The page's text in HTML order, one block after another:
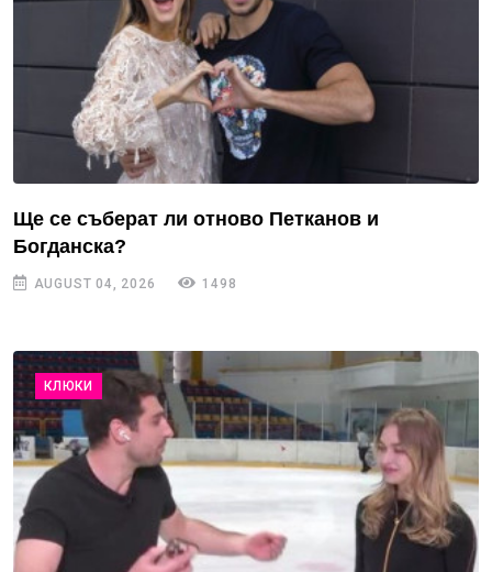
Ще се съберат ли отново Петканов и
Богданска?
AUGUST 04, 2026 1498
КЛЮКИ